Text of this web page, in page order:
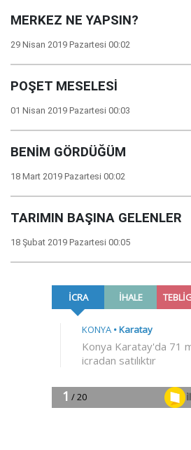
MERKEZ NE YAPSIN?
29 Nisan 2019 Pazartesi 00:02
POŞET MESELESİ
01 Nisan 2019 Pazartesi 00:03
BENİM GÖRDÜĞÜM
18 Mart 2019 Pazartesi 00:02
TARIMIN BAŞINA GELENLER
18 Şubat 2019 Pazartesi 00:05